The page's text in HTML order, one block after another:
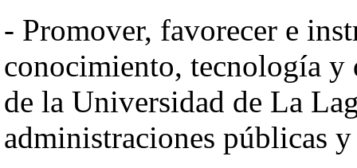
- Promover, favorecer e
conocimiento, tecnología y
de la Universidad de La
administraciones públicas